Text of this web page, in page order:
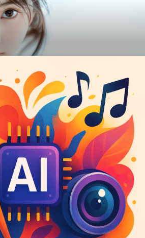
AI FOR YOU